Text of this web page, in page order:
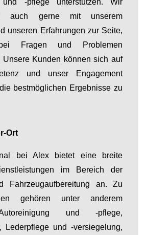
auch gerne mit unserem
unseren Erfahrungen zur Seite,
Fragen und Problemen
Unsere Kunden können sich auf
und unser Engagement
bestmöglichen Ergebnisse zu
Ort
bei Alex bietet eine breite
im Bereich der
Fahrzeugaufbereitung an. Zu
gehören unter anderem
und -pflege,
Lederpflege und -versiegelung,